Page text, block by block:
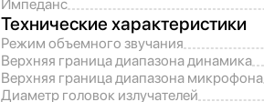
Импеданс
Технические характеристики
Режим объемного звучания
Верхняя граница диапазона динамика
Верхняя граница диапазона микрофона
Диаметр головок излучателей